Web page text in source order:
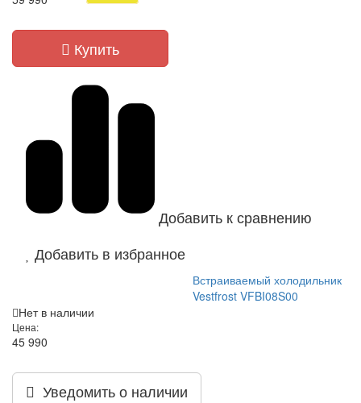
Купить
Добавить к сравнению
Добавить в избранное
Встраиваемый холодильник
Vestfrost VFBI08S00
Нет в наличии
Цена:
45 990
Уведомить о наличии